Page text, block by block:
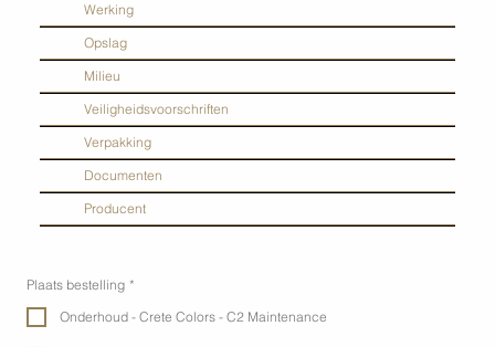
Werking
Opslag
Milieu
Veiligheidsvoorschriften
Verpakking
Documenten
Producent
Plaats bestelling *
Onderhoud - Crete Colors - C2 Maintenance